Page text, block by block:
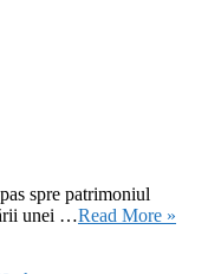
spre patrimoniul
unei …Read More »